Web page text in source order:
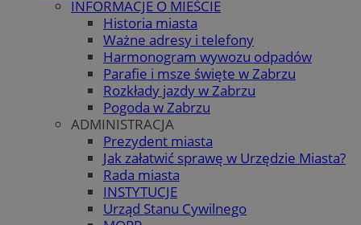
INFORMACJE O MIEŚCIE
Historia miasta
Ważne adresy i telefony
Harmonogram wywozu odpadów
Parafie i msze święte w Zabrzu
Rozkłady jazdy w Zabrzu
Pogoda w Zabrzu
ADMINISTRACJA
Prezydent miasta
Jak załatwić sprawę w Urzędzie Miasta?
Rada miasta
INSTYTUCJE
Urząd Stanu Cywilnego